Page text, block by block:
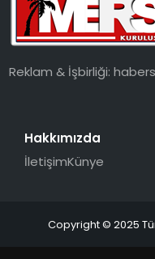
Reklam & İşbirliği:
Hakkımızda
İletişimKünye
Copyright © 2025